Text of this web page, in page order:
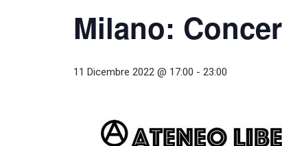
Milano:
11 Dicembre 2022 @ 17:00 - 23:00